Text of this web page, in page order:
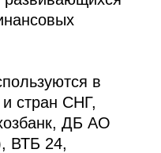
в
стран СНГ,
ДБ АО
ВТБ 24,